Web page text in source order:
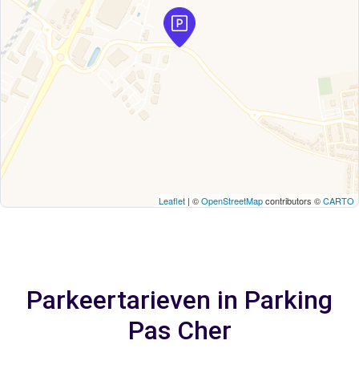
Leaflet | ©OpenStreetMapcontributors ©CARTO
Parkeertarieven in Parking
Pas Cher